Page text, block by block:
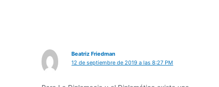
Beatriz Friedman
12 de septiembre de 2019 a las 8:27 PM